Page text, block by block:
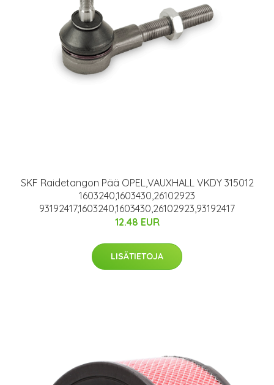
SKF Raidetangon Pää OPEL,VAUXHALL VKDY 315012
1603240,1603430,26102923
93192417,1603240,1603430,26102923,93192417
12.48 EUR
LISÄTIETOJA